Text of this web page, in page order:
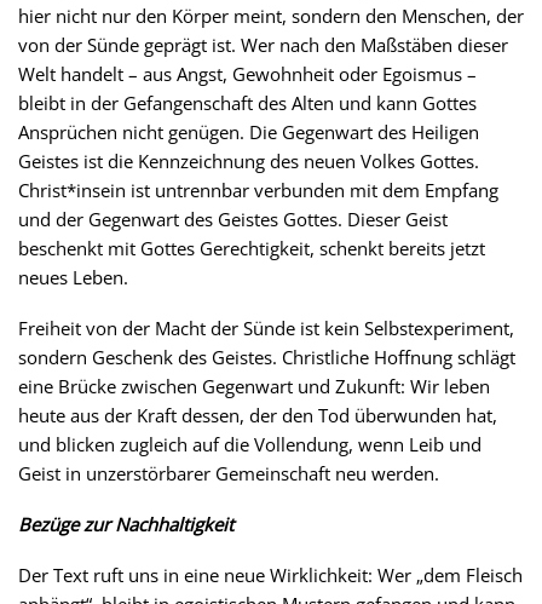
hier nicht nur den Körper meint, sondern den Menschen, der
von der Sünde geprägt ist. Wer nach den Maßstäben dieser
Welt handelt – aus Angst, Gewohnheit oder Egoismus –
bleibt in der Gefangenschaft des Alten und kann Gottes
Ansprüchen nicht genügen. Die Gegenwart des Heiligen
Geistes ist die Kennzeichnung des neuen Volkes Gottes.
Christ*insein ist untrennbar verbunden mit dem Empfang
und der Gegenwart des Geistes Gottes. Dieser Geist
beschenkt mit Gottes Gerechtigkeit, schenkt bereits jetzt
neues Leben.
Freiheit von der Macht der Sünde ist kein Selbstexperiment,
sondern Geschenk des Geistes. Christliche Hoffnung schlägt
eine Brücke zwischen Gegenwart und Zukunft: Wir leben
heute aus der Kraft dessen, der den Tod überwunden hat,
und blicken zugleich auf die Vollendung, wenn Leib und
Geist in unzerstörbarer Gemeinschaft neu werden.
Bezüge zur Nachhaltigkeit
Der Text ruft uns in eine neue Wirklichkeit: Wer „dem Fleisch